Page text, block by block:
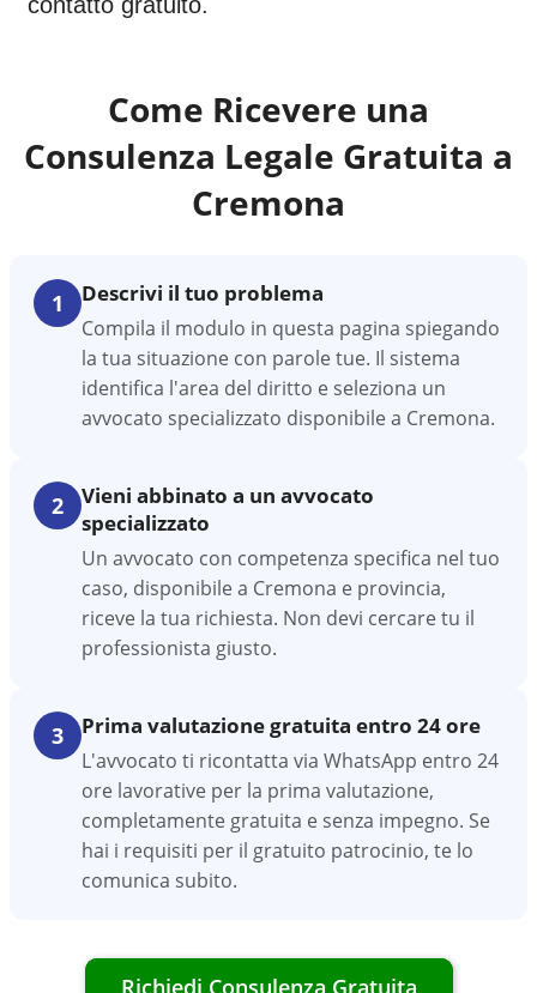
Come Ricevere una
Consulenza Legale Gratuita a
Cremona
1 Descrivi il tuo problema
Compila il modulo in questa pagina spiegando
la tua situazione con parole tue. Il sistema
identifica l'area del diritto e seleziona un
avvocato specializzato disponibile a Cremona.
2
Vieni abbinato a un avvocato
specializzato
Un avvocato con competenza specifica nel tuo
caso, disponibile a Cremona e provincia,
riceve la tua richiesta. Non devi cercare tu il
professionista giusto.
3 Prima valutazione gratuita entro 24 ore
L'avvocato ti ricontatta via WhatsApp entro 24
ore lavorative per la prima valutazione,
completamente gratuita e senza impegno. Se
hai i requisiti per il gratuito patrocinio, te lo
comunica subito.
Richiedi Consulenza Gratuita